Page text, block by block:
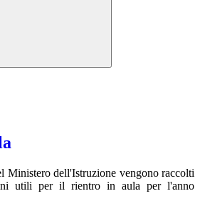
Ministero dell'Istruzione vengono raccolti
utili per il rientro in aula per l'anno